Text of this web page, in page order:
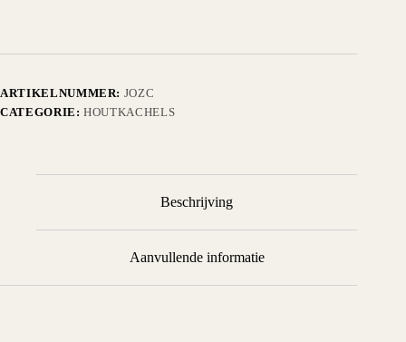
ARTIKELNUMMER: JOZC
CATEGORIE:HOUTKACHELS
Beschrijving
Aanvullende informatie